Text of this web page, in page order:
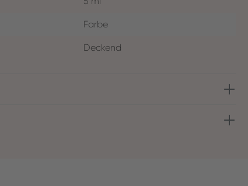
Farbe
Deckend